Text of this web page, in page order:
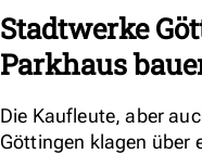
Stadtwerke
Parkhaus
Die Kaufleute, aber
Göttingen klagen über